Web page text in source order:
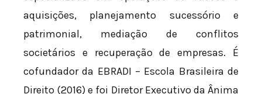
aquisições, planejamento sucessório e
patrimonial, mediação de conflitos
societários e recuperação de empresas. É
cofundador da EBRADI – Escola Brasileira de
Direito (2016) e foi Diretor Executivo da Ânima